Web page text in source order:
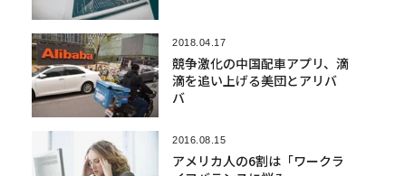
2018.04.17
競争激化の中国配車アプリ、滴
滴を追い上げる美団とアリバ
バ
2016.08.15
アメリカ人の6割は「ワークラ